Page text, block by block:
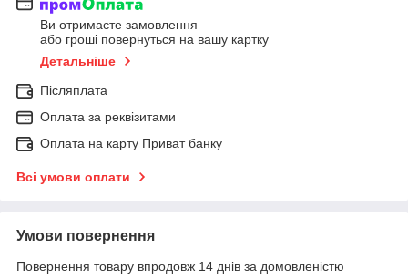
Ви отримаєте замовлення
або гроші повернуться на вашу картку
Детальніше
Післяплата
Оплата за реквізитами
Оплата на карту Приват банку
Всі умови оплати
Умови повернення
Повернення товару впродовж 14 днів за домовленістю